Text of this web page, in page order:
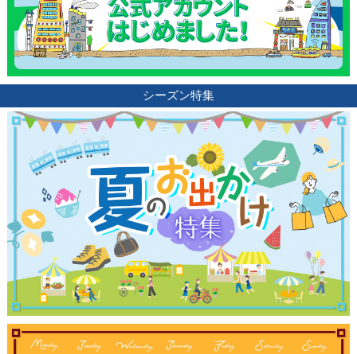
シーズン特集
観光ガイド
ランキング
ブログ記事
サイトについて